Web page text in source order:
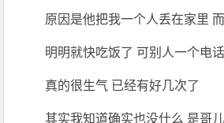
原因是他把我一个人丢在家里
明明就快吃饭了 可别人一个电
真的很生气 已经有好几次了
其实我知道确实也没什么 是哥